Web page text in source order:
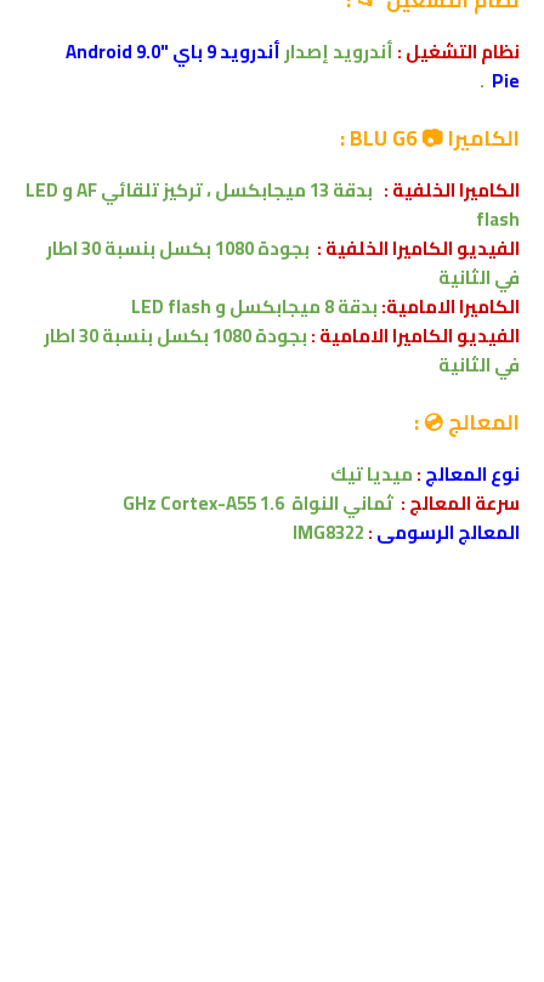
نظام التشغيل :أندرويد إصدار
أندرويد 9 باي "Android 9.0
Pie
.
الكاميرا 📷 BLU G6 :
الكاميرا الخلفية : بدقة 13 ميجابكسل ، تركيز تلقائي AF وLED
flash
الفيديو الكاميرا الخلفية :
بجودة 1080 بكسل بنسبة 30 اطار
في الثانية
الكاميرا الامامية:بدقة8 ميجابكسل وLED flash
الفيديو الكاميراالامامية:
بجودة 1080 بكسل بنسبة 30 اطار
في الثانية
المعالج 💿 :
نوع المعالج:ميديا تيك
سرعة المعالج : ثماني النواة
المعالج الرسومى:
IMG8322